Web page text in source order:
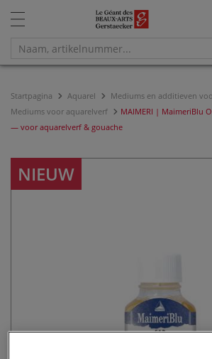
Startpagina Aquarel
Mediums en additieven
Mediums voor aquarelverf
MAIMERI | MaimeriBlu
— voor aquarelverf & gouache
NIEUW